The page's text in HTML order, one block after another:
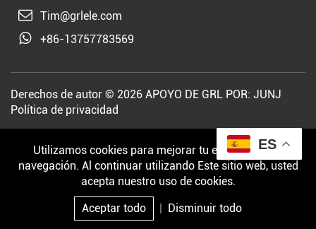
Utilizamos cookies para mejorar tu experiencia de
navegación. Al continuar utilizando Este sitio web, usted
acepta nuestro uso de cookies.
Aceptar todo
| Disminuir todo
Tim@grlele.com
+86-13757783569
Derechos de autor © 2026 APOYO DE GRL POR: JUNJ
Política de privacidad
ES